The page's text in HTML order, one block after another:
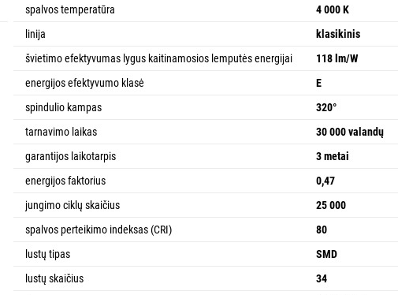
spalvos temperatūra
4 000 K
linija
klasikinis
švietimo efektyvumas lygus kaitinamosios lemputės energijai
118 lm/W
energijos efektyvumo klasė
E
spindulio kampas
320°
tarnavimo laikas
30 000 valandų
garantijos laikotarpis
3 metai
energijos faktorius
0,47
jungimo ciklų skaičius
25 000
spalvos perteikimo indeksas (CRI)
80
lustų tipas
SMD
lustų skaičius
34